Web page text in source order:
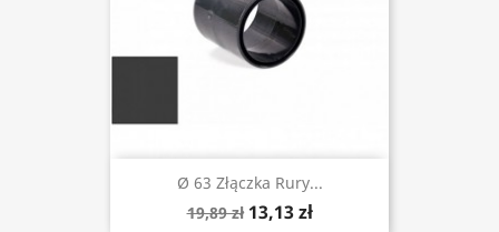
Ø 63 Złączka Rury...
19,89 zł 13,13 zł